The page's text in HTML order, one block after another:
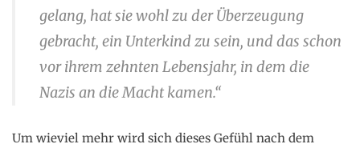
gelang, hat sie wohl zu der Überzeugung
gebracht, ein Unterkind zu sein, und das schon
vor ihrem zehnten Lebensjahr, in dem die
Nazis an die Macht kamen.“
Um wieviel mehr wird sich dieses Gefühl nach dem